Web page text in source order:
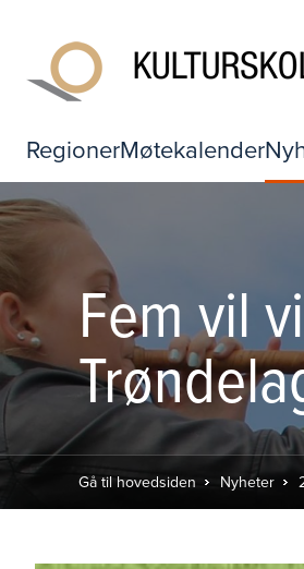
RegionerMøtekalender
Fem vil
Gå til hovedsiden Nyheter